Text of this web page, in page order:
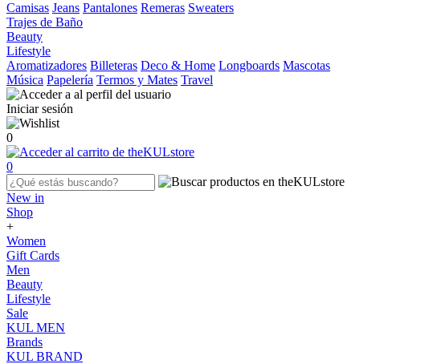
Camisas Jeans Pantalones Remeras Sweaters
Trajes de Baño
Beauty
Lifestyle
Aromatizadores Billeteras Deco & Home Longboards Mascotas
Música Papelería Termos y Mates Travel
Iniciar sesión
0
0
New in
Shop
+
Women
Gift Cards
Men
Beauty
Lifestyle
Sale
KUL MEN
Brands
KUL BRAND